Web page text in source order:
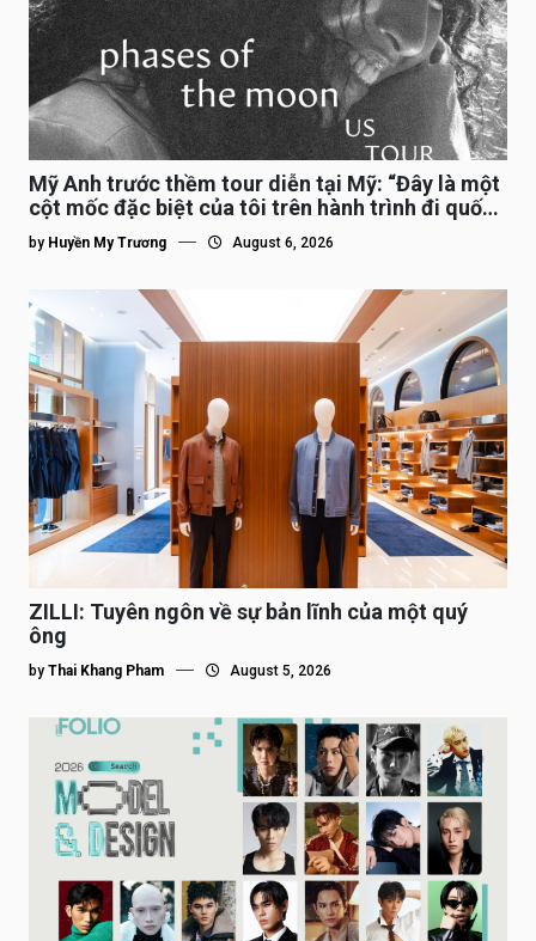
Mỹ Anh trước thềm tour diễn tại Mỹ: “Đây là một
cột mốc đặc biệt của tôi trên hành trình đi quốc
tế”
by Huyền My Trương August 6, 2026
ZILLI: Tuyên ngôn về sự bản lĩnh của một quý
ông
by Thai Khang Pham August 5, 2026